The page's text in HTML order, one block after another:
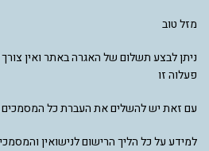
מזל טוב
ניתן לבצע תשלום של האגרה באתר ואין
פעלוה זו
עם זאת יש להשלים את העברת כל
למידע על כל הליך הרישום לנישואין